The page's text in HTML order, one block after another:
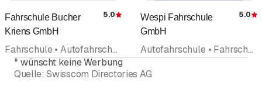
Fahrschule Bucher
Kriens GmbH
Bewertung
5.0
Fahrschule • Autofahrschule • Motorradfahrschule • Theorielokal
Wespi Fahrschule
GmbH
5.0
Autofahrschule • Fahrschule • Motorradfahrschule
* wünscht keine Werbung
Quelle: Swisscom Directories AG